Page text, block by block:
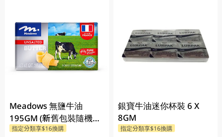
Meadows 無鹽牛油
195GM (新舊包裝隨機發
貨)
指定分類享$16換購
銀寶牛油迷你杯裝 6 X
8GM
指定分類享$16換購